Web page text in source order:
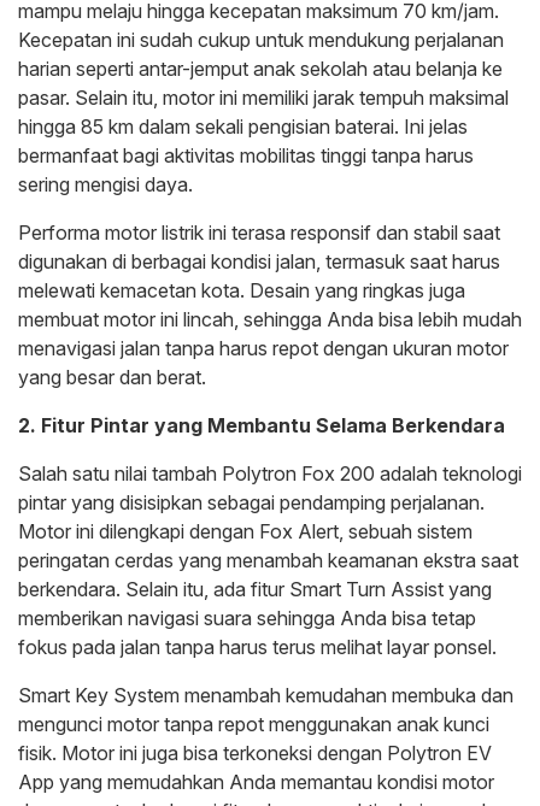
mampu melaju hingga kecepatan maksimum 70 km/jam.
Kecepatan ini sudah cukup untuk mendukung perjalanan
harian seperti antar-jemput anak sekolah atau belanja ke
pasar. Selain itu, motor ini memiliki jarak tempuh maksimal
hingga 85 km dalam sekali pengisian baterai. Ini jelas
bermanfaat bagi aktivitas mobilitas tinggi tanpa harus
sering mengisi daya.
Performa motor listrik ini terasa responsif dan stabil saat
digunakan di berbagai kondisi jalan, termasuk saat harus
melewati kemacetan kota. Desain yang ringkas juga
membuat motor ini lincah, sehingga Anda bisa lebih mudah
menavigasi jalan tanpa harus repot dengan ukuran motor
yang besar dan berat.
2. Fitur Pintar yang Membantu Selama Berkendara
Salah satu nilai tambah Polytron Fox 200 adalah teknologi
pintar yang disisipkan sebagai pendamping perjalanan.
Motor ini dilengkapi dengan Fox Alert, sebuah sistem
peringatan cerdas yang menambah keamanan ekstra saat
berkendara. Selain itu, ada fitur Smart Turn Assist yang
memberikan navigasi suara sehingga Anda bisa tetap
fokus pada jalan tanpa harus terus melihat layar ponsel.
Smart Key System menambah kemudahan membuka dan
mengunci motor tanpa repot menggunakan anak kunci
fisik. Motor ini juga bisa terkoneksi dengan Polytron EV
App yang memudahkan Anda memantau kondisi motor